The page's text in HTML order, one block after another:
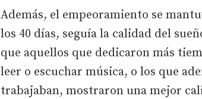
Además, el empeoramiento se
los 40 días, seguía la calidad del
que aquellos que dedicaron más
leer o escuchar música, o los que
trabajaban, mostraron una mejor